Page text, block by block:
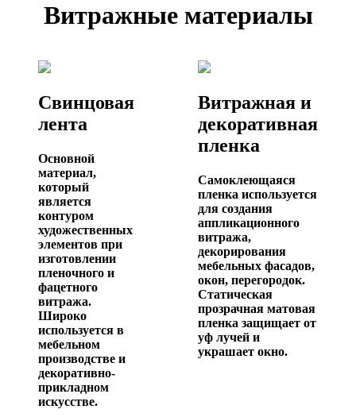
Витражные материалы
Свинцовая
лента
Основной
материал,
который
является
контуром
художественных
элементов при
изготовлении
пленочного и
фацетного
витража.
Широко
используется в
мебельном
производстве и
декоративно-
прикладном
искусстве.
Витражная и
декоративная
пленка
Самоклеющаяся
пленка используется
для создания
аппликационного
витража,
декорирования
мебельных фасадов,
окон, перегородок.
Статическая
прозрачная матовая
пленка защищает от
уф лучей и
украшает окно.